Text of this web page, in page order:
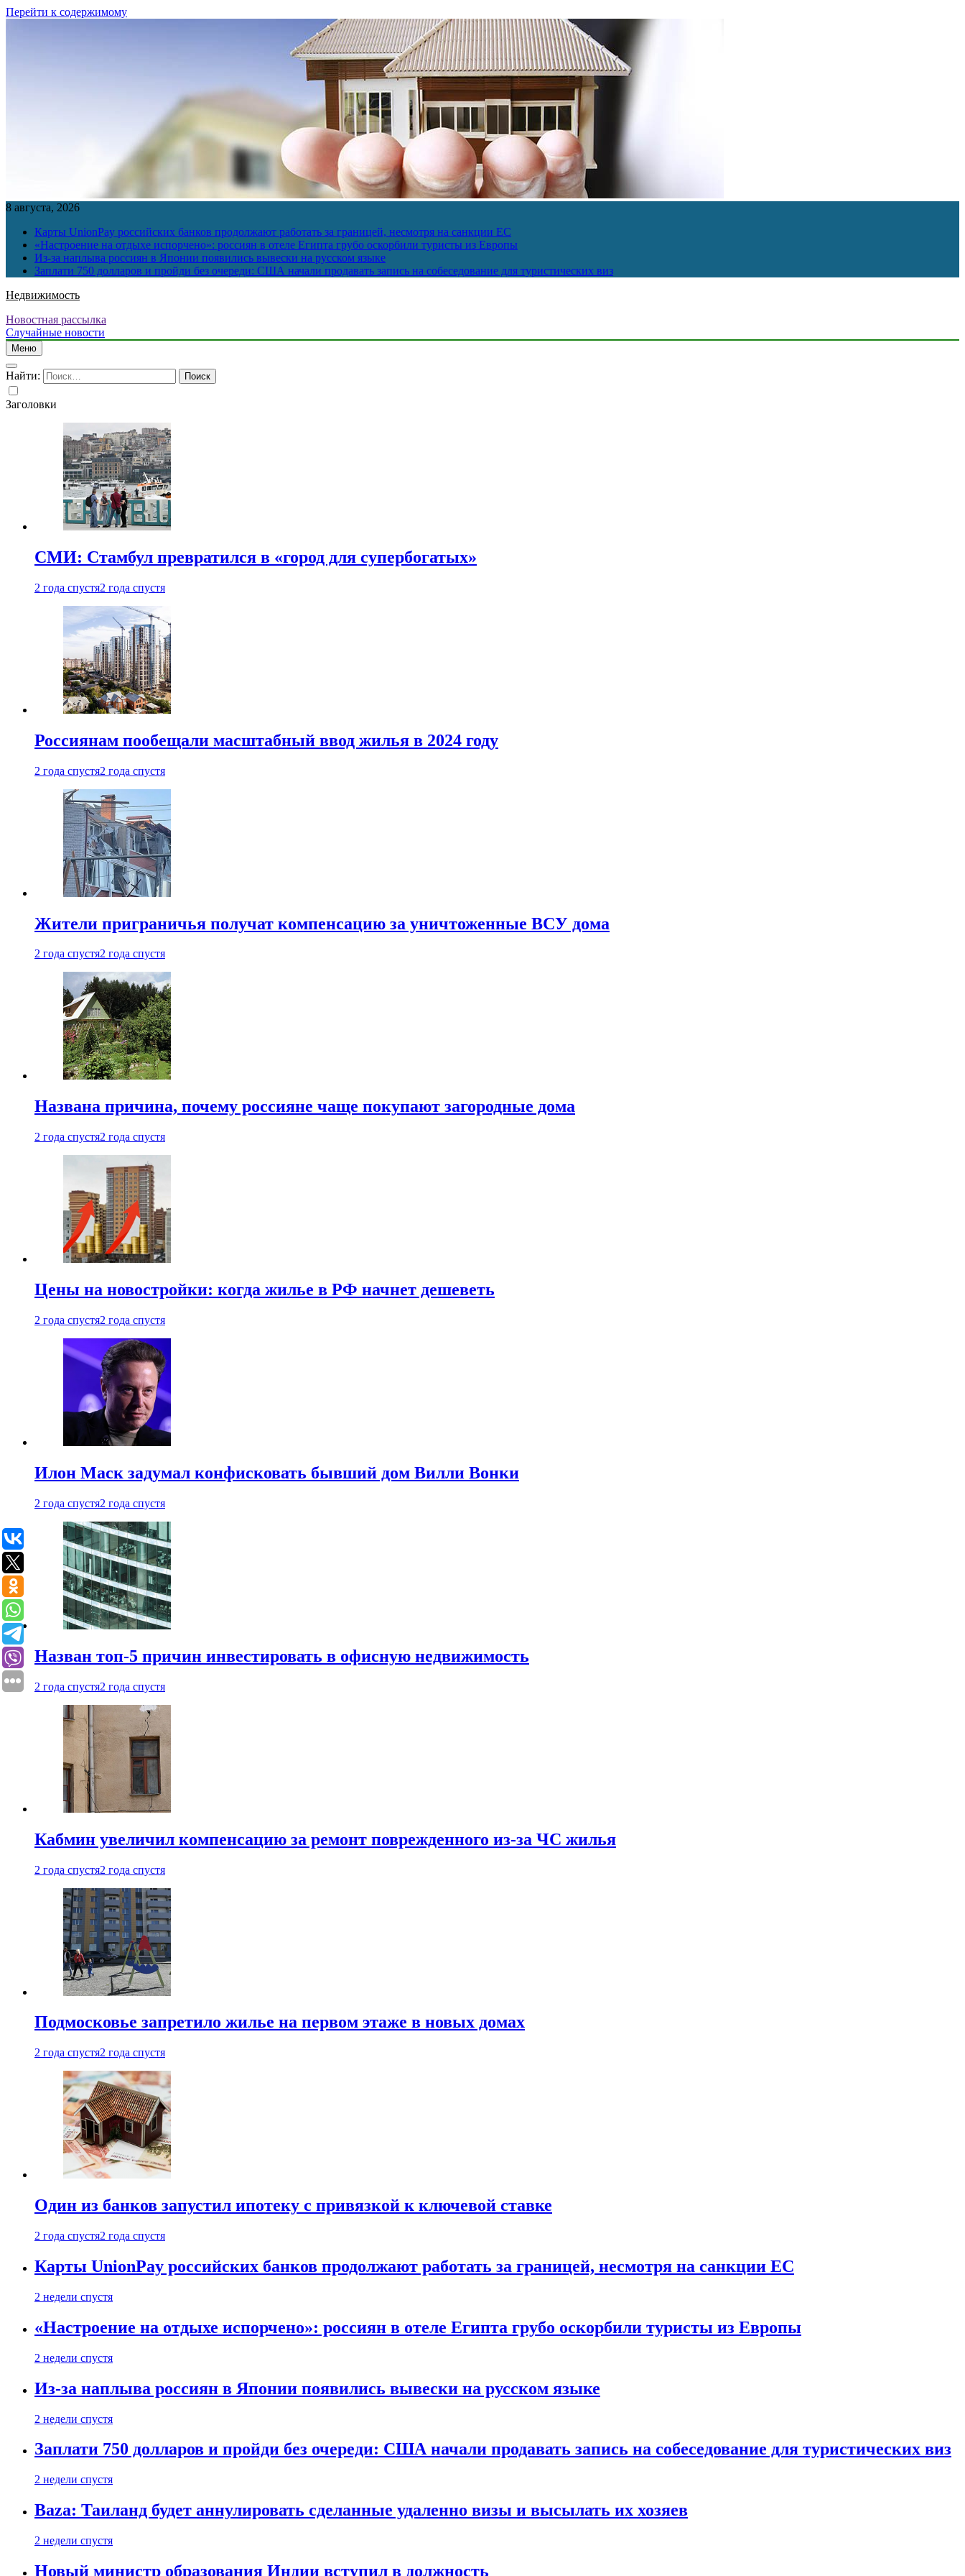
Перейти к содержимому
8 августа, 2026
Карты UnionPay российских банков продолжают работать за границей, несмотря на санкции ЕС
«Настроение на отдыхе испорчено»: россиян в отеле Египта грубо оскорбили туристы из Европы
Из-за наплыва россиян в Японии появились вывески на русском языке
Заплати 750 долларов и пройди без очереди: США начали продавать запись на собеседование для туристических виз
Недвижимость
Новостная рассылка
Случайные новости
Меню
Найти:
Заголовки
СМИ: Стамбул превратился в «город для супербогатых»
2 года спустя2 года спустя
Россиянам пообещали масштабный ввод жилья в 2024 году
2 года спустя2 года спустя
Жители приграничья получат компенсацию за уничтоженные ВСУ дома
2 года спустя2 года спустя
Названа причина, почему россияне чаще покупают загородные дома
2 года спустя2 года спустя
Цены на новостройки: когда жилье в РФ начнет дешеветь
2 года спустя2 года спустя
Илон Маск задумал конфисковать бывший дом Вилли Вонки
2 года спустя2 года спустя
Назван топ-5 причин инвестировать в офисную недвижимость
2 года спустя2 года спустя
Кабмин увеличил компенсацию за ремонт поврежденного из-за ЧС жилья
2 года спустя2 года спустя
Подмосковье запретило жилье на первом этаже в новых домах
2 года спустя2 года спустя
Один из банков запустил ипотеку с привязкой к ключевой ставке
2 года спустя2 года спустя
Карты UnionPay российских банков продолжают работать за границей, несмотря на санкции ЕС
2 недели спустя
«Настроение на отдыхе испорчено»: россиян в отеле Египта грубо оскорбили туристы из Европы
2 недели спустя
Из-за наплыва россиян в Японии появились вывески на русском языке
2 недели спустя
Заплати 750 долларов и пройди без очереди: США начали продавать запись на собеседование для туристических виз
2 недели спустя
Baza: Таиланд будет аннулировать сделанные удаленно визы и высылать их хозяев
2 недели спустя
Новый министр образования Индии вступил в должность